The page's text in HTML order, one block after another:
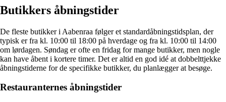
Butikkers åbningstider
De fleste butikker i Aabenraa følger et standardåbningstidsplan, der
typisk er fra kl. 10:00 til 18:00 på hverdage og fra kl. 10:00 til 14:00
om lørdagen. Søndag er ofte en fridag for mange butikker, men nogle
kan have åbent i kortere timer. Det er altid en god idé at dobbelttjekke
åbningstiderne for de specifikke butikker, du planlægger at besøge.
Restauranternes åbningstider